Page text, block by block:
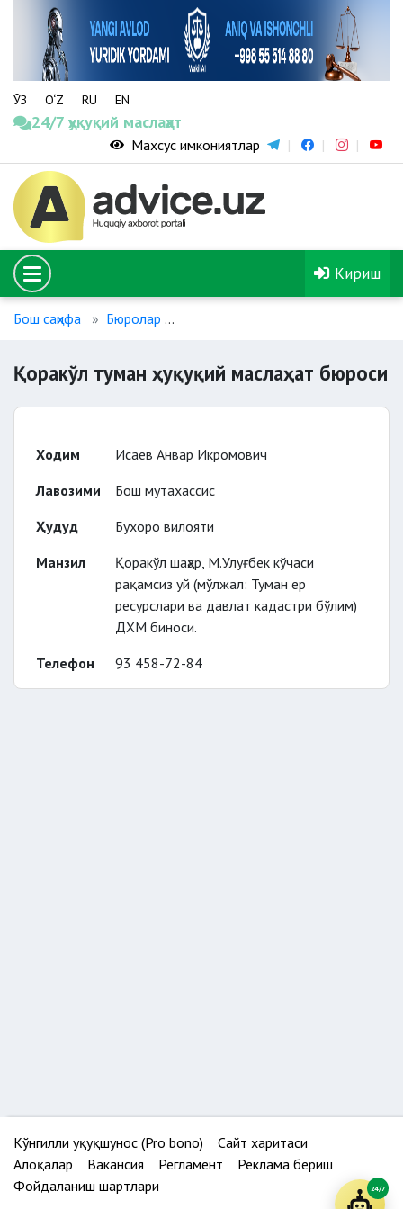
ЎЗ O‘Z RU EN
24/7 ҳуқуқий маслаҳат
Махсус имкониятлар
Кириш
Бош саҳифа Бюролар
Қоракўл туман ҳуқуқий маслаҳат бюроси
Ходим
Исаев Анвар Икромович
Лавозими
Бош мутахассис
Ҳудуд
Бухоро вилояти
Манзил
Қоракўл шаҳар, М.Улуғбек кўчаси
рақамсиз уй (мўлжал: Туман ер
ресурслари ва давлат кадастри бўлим)
ДХМ биноси.
Телефон
93 458-72-84
Кўнгилли ҳуқуқшунос (Pro bono)
Сайт харитаси
Алоқалар
Вакансия Регламент
Реклама бериш
Фойдаланиш шартлари
24/7